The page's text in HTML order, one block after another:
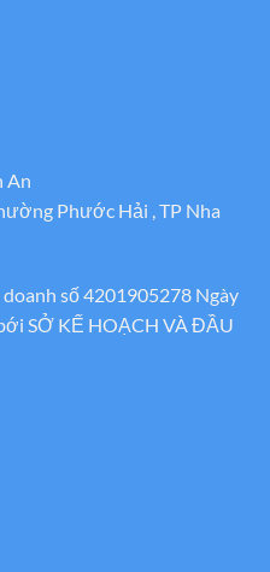
An
Phước Hải , TP Nha
số 4201905278 Ngày
SỞ KẾ HOẠCH VÀ ĐẦU